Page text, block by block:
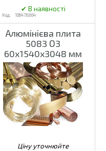
106476864
Алюмінієва плита
5083 О3
60х1540х3048 мм